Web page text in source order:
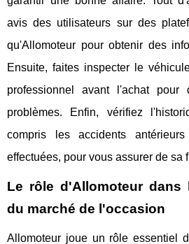
avis des utilisateurs sur des
qu'Allomoteur pour obtenir des
Ensuite, faites inspecter le
professionnel avant l'achat pour
problèmes. Enfin, vérifiez
compris les accidents
effectuées, pour vous assurer de sa
Le rôle d'Allomoteur dans
du marché de l'occasion
Allomoteur joue un rôle essentiel